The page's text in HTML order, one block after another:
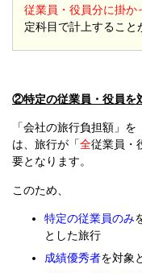
従業員・役員分に掛か
定科目で計上すること
②特定の従業員・役員を
「会社の旅行負担額」
は、旅行が「全従業員・
要となります。
このため、
特定の従業員のみ
とした旅行
成績優秀者を対象